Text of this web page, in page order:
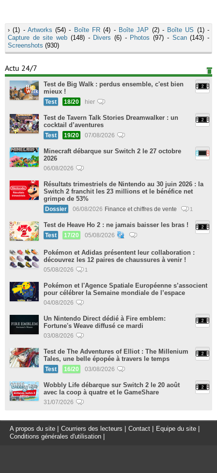
›(1) - Artworks (54) - Boîte FR (4) - Boîte JAP (2) - Boîte US (1) -
Capture de site web (148) - Divers (6) - Photos (97) - Scan(143) -
Screenshots (930)
Actu 24/7
Test de Big Walk : perdus ensemble, c'est bien
mieux !
Test 18/20 hier
Test de Tavern Talk Stories Dreamwalker : un
cocktail d’aventures
Test 19/20 07/08/2026
Minecraft débarque sur Switch 2 le 27 octobre
2026
06/08/2026
Résultats trimestriels de Nintendo au 30 juin 2026 : la
Switch 2 franchit les 23 millions et le bénéfice net
grimpe de 53%
Dossier 06/08/2026 Finance et chiffres de vente 1
Test de Heave Ho 2 : ne jamais baisser les bras !
Test 17/20 05/08/2026
Pokémon et Adidas présentent leur collaboration :
découvrez les 12 paires de chaussures à venir !
05/08/2026 1
Pokémon et l'Agence Spatiale Européenne s’associent
pour célébrer la Semaine mondiale de l’espace
04/08/2026
Un Nintendo Direct dédié à Fire emblem:
Fortune's Weave diffusé ce mardi
03/08/2026
Test de The Adventures of Elliot : The Millenium
Tales, une belle épopée à travers le temps
Test 16/20 03/08/2026
Wobbly Life débarque sur Switch 2 le 20 août
avec la coop à quatre et le GameShare
31/07/2026
A propos du site Courriers des lecteurs Contact Equipe du site
Conditions générales d'utilisation